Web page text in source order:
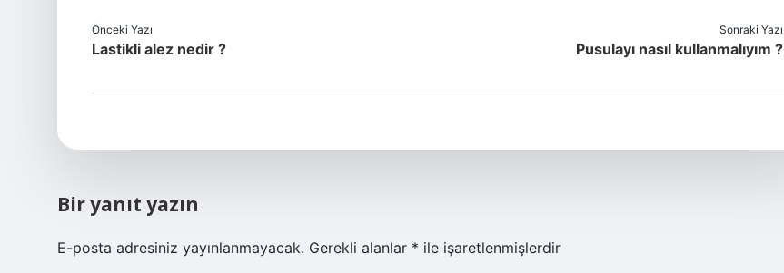
Önceki Yazı
Lastikli alez nedir ?
Sonraki Yazı
Pusulayı nasıl kullanmalıyım ?
Bir yanıt yazın
E-posta adresiniz yayınlanmayacak. Gerekli alanlar * ile işaretlenmişlerdir